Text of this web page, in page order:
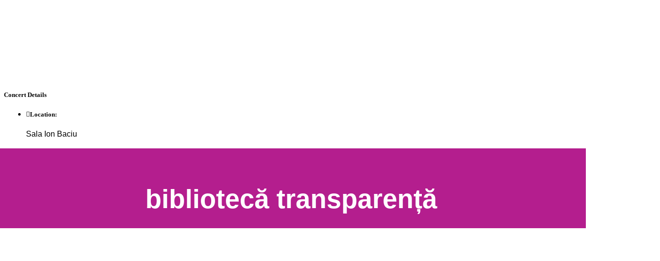
ConcertDetails
Location:
Sala Ion Baciu
bibliotecă transparență